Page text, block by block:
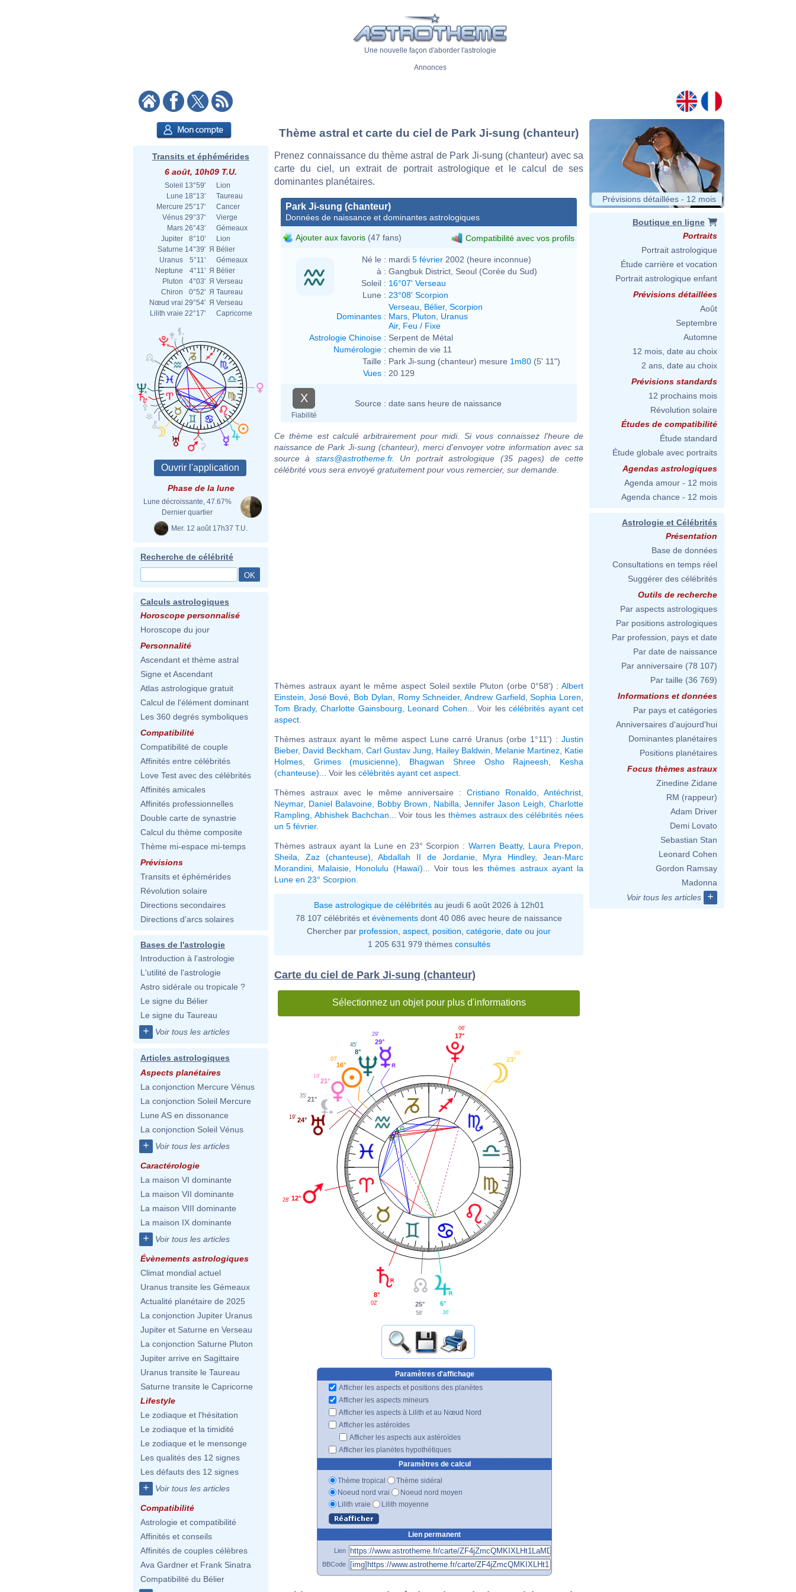
Une nouvelle façon d'aborder l'astrologie
Annonces
Transits et éphémérides
6 août, 10h09 T.U.
Soleil 13°59'
Lion
Lune 18°13'
Taureau
Mercure 25°17'
Cancer
Vénus 29°37'
Vierge
Mars 26°43'
Gémeaux
Jupiter
8°10'
Lion
Saturne 14°39' Я Bélier
Uranus
5°11'
Gémeaux
Neptune
4°11' Я Bélier
Pluton
4°03' Я Verseau
Chiron
0°52' Я Taureau
Nœud vrai 29°54' Я Verseau
Lilith vraie 22°17' Capricorne
Phase de la lune
Lune décroissante, 47.67%
Dernier quartier
Mer. 12 août 17h37 T.U.
Recherche de célébrité
Calculs astrologiques
Horoscope personnalisé
Horoscope du jour
Personnalité
Ascendant et thème astral
Signe et Ascendant
Atlas astrologique gratuit
Calcul de l'élément dominant
Les 360 degrés symboliques
Compatibilité
Compatibilité de couple
Affinités entre célébrités
Love Test avec des célébrités
Affinités amicales
Affinités professionnelles
Double carte de synastrie
Calcul du thème composite
Thème mi-espace mi-temps
Prévisions
Transits et éphémérides
Révolution solaire
Directions secondaires
Directions d'arcs solaires
Bases de l'astrologie
Introduction à l'astrologie
L'utilité de l'astrologie
Astro sidérale ou tropicale ?
Le signe du Bélier
Le signe du Taureau
+ Voir tous les articles
Articles astrologiques
Aspects planétaires
La conjonction Mercure Vénus
La conjonction Soleil Mercure
Lune AS en dissonance
La conjonction Soleil Vénus
+ Voir tous les articles
Caractérologie
La maison VI dominante
La maison VII dominante
La maison VIII dominante
La maison IX dominante
+ Voir tous les articles
Évènements astrologiques
Climat mondial actuel
Uranus transite les Gémeaux
Actualité planétaire de 2025
La conjonction Jupiter Uranus
Jupiter et Saturne en Verseau
La conjonction Saturne Pluton
Jupiter arrive en Sagittaire
Uranus transite le Taureau
Saturne transite le Capricorne
Lifestyle
Le zodiaque et l'hésitation
Le zodiaque et la timidité
Le zodiaque et le mensonge
Les qualités des 12 signes
Les défauts des 12 signes
+ Voir tous les articles
Compatibilité
Astrologie et compatibilité
Affinités et conseils
Affinités de couples célèbres
Ava Gardner et Frank Sinatra
Compatibilité du Bélier
Thème astral et carte du ciel de Park Ji-sung (chanteur)
Prenez connaissance du thème astral de Park Ji-sung (chanteur) avec sa
carte du ciel, un extrait de portrait astrologique et le calcul de ses
dominantes planétaires.
Park Ji-sung (chanteur)
Données de naissance et dominantes astrologiques
Ajouter aux favoris (47 fans) Compatibilité avec vos profils
Né le : mardi 5 février 2002 (heure inconnue)
à : Gangbuk District, Seoul (Corée du Sud)
Soleil : 16°07' Verseau
Lune : 23°08' Scorpion
Dominantes :
Verseau Bélier, Scorpion
Mars Pluton
Uranus
Air, Feu / Fixe
Astrologie Chinoise : Serpent de Métal
Numérologie : chemin de vie 11
Taille : Park Ji-sung (chanteur) mesure 1m80 (5' 11")
Vues : 20 129
X
Fiabilité
Source : date sans heure de naissance
Ce thème est calculé arbitrairement pour midi. Si vous connaissez l'heure de
naissance de Park Ji-sung (chanteur), merci d'envoyer votre information avec sa
source à stars@astrotheme.fr. Un portrait astrologique (35 pages) de cette
célébrité vous sera envoyé gratuitement pour vous remercier, sur demande.
Thèmes astraux ayant le même aspect Soleil sextile Pluton (orbe 0°58') : Albert
Einstein
José Bové Bob Dylan Romy Schneider, Andrew Garfield ,Sophia Loren
Tom Brady, Charlotte Gainsbourg Leonard Cohen ... Voir les célébrités ayant cet
aspect
Thèmes astraux ayant le même aspect Lune carré Uranus (orbe 1°11') : Justin
Bieber, David Beckham Carl Gustav Jung Hailey Baldwin Melanie Martinez Katie
Holmes
Grimes (musicienne) Bhagwan Shree Osho Rajneesh
Kesha
(chanteuse) ... Voir les célébrités ayant cet aspect
Thèmes astraux avec le même anniversaire : Cristiano Ronaldo Antéchrist
Neymar, Daniel Balavoine Bobby Brown Nabilla Jennifer Jason Leigh ,Charlotte
Rampling Abhishek Bachchan ... Voir tous les thèmes astraux des célébrités nées
un 5 février.
Thèmes astraux ayant la Lune en 23° Scorpion :Warren Beatty, Laura Prepon
Sheila
Zaz (chanteuse) ,Abdallah II de Jordanie, Myra Hindley,Jean-Marc
Morandini
Malaisie Honolulu (Hawaï) ... Voir tous lesthèmes astraux ayant la
Lune en 23° Scorpion
Base astrologique de célébritésau jeudi 6 août 2026 à 12h01
78 107 célébrités et évènements dont 40 086 avec heure de naissance
Chercher par profession aspect position catégorie date ou jour
1 205 631 979 thèmes consultés
Carte du ciel de Park Ji-sung (chanteur)
Sélectionnez un objet pour plus d'informations
23°
08'
17°
06'
29°
29'
8°
45'
16°
07'
21°
19'
21°
35'
24°
19'
12°
28'
8°
02' 25°
58'
6°
36'
Paramètres d'affichage
Afficher les aspects et positions des planètes
Afficher les aspects mineurs
Afficher les aspects à Lilith et au Nœud Nord
Afficher les astéroïdes
Afficher les aspects aux astéroïdes
Afficher les planètes hypothétiques
Paramètres de calcul
Thème tropical
Thème sidéral
Noeud nord vrai
Noeud nord moyen
Lilith vraie
Lilith moyenne
Lien permanent
Lien
BBCode
Prévisions détaillées - 12 mois
Boutique en ligne
Portraits
Portrait astrologique
Étude carrière et vocation
Portrait astrologique enfant
Prévisions détaillées
Août
Septembre
Automne
12 mois, date au choix
2 ans, date au choix
Prévisions standards
12 prochains mois
Révolution solaire
Études de compatibilité
Étude standard
Étude globale avec portraits
Agendas astrologiques
Agenda amour - 12 mois
Agenda chance - 12 mois
Astrologie et Célébrités
Présentation
Base de données
Consultations en temps réel
Suggérer des célébrités
Outils de recherche
Par aspects astrologiques
Par positions astrologiques
Par profession, pays et date
Par date de naissance
Par anniversaire (78 107)
Par taille (36 769)
Informations et données
Par pays et catégories
Anniversaires d'aujourd'hui
Dominantes planétaires
Positions planétaires
Focus thèmes astraux
Zinedine Zidane
RM (rappeur)
Adam Driver
Demi Lovato
Sebastian Stan
Leonard Cohen
Gordon Ramsay
Madonna
Voir tous les articles
+